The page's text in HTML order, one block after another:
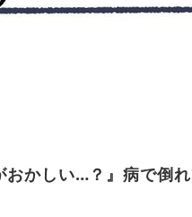
おかしい…？』病で倒